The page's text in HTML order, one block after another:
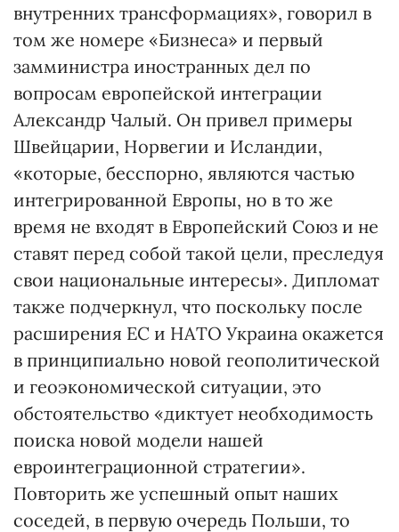
внутренних трансформациях», говорил в
том же номере «Бизнеса» и первый
замминистра иностранных дел по
вопросам европейской интеграции
Александр Чалый. Он привел примеры
Швейцарии, Норвегии и Исландии,
«которые, бесспорно, являются частью
интегрированной Европы, но в то же
время не входят в Европейский Союз и не
ставят перед собой такой цели, преследуя
свои национальные интересы». Дипломат
также подчеркнул, что поскольку после
расширения ЕС и НАТО Украина окажется
в принципиально новой геополитической
и геоэкономической ситуации, это
обстоятельство «диктует необходимость
поиска новой модели нашей
евроинтеграционной стратегии».
Повторить же успешный опыт наших
соседей, в первую очередь Польши, то